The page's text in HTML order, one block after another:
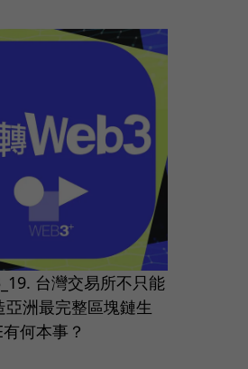
台灣交易所不只能
亞洲最完整區塊鏈生
何本事？